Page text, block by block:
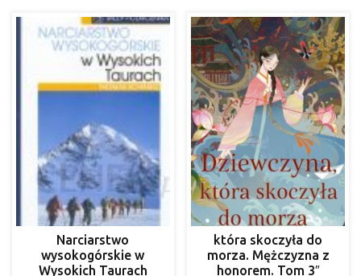
Narciarstwo
wysokogórskie w
Wysokich Taurach
która skoczyła do
morza. Mężczyzna z
honorem. Tom 3″